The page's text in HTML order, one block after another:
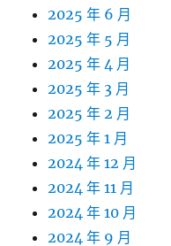
2025 年 6 月
2025 年 5 月
2025 年 4 月
2025 年 3 月
2025 年 2 月
2025 年 1 月
2024 年 12 月
2024 年 11 月
2024 年 10 月
2024 年 9 月